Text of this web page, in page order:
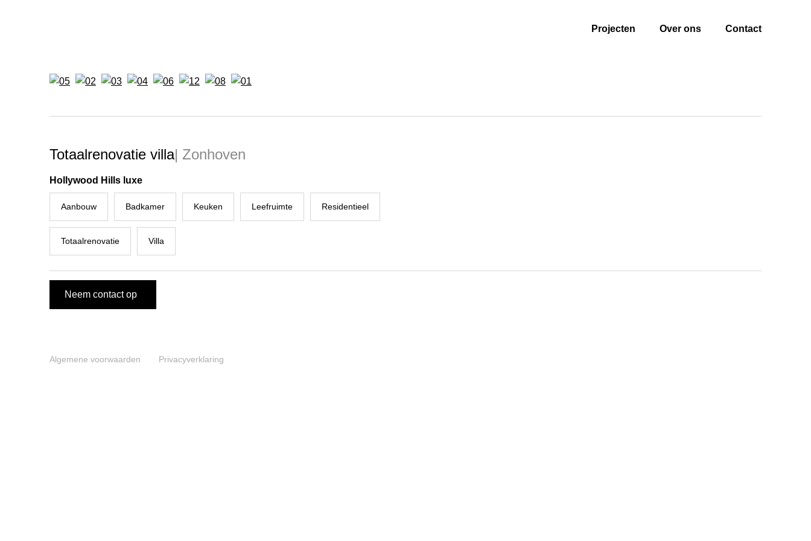
Projecten Over ons Contact
Totaalrenovatie villa| Zonhoven
Hollywood Hills luxe
Aanbouw Badkamer Keuken Leefruimte Residentieel
Totaalrenovatie Villa
Neem contact op
Algemene voorwaarden Privacyverklaring